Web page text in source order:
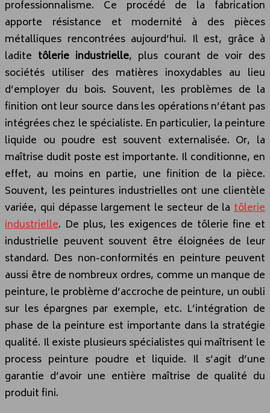
professionnalisme. Ce procédé de la fabrication
apporte résistance et modernité à des pièces
métalliques rencontrées aujourd’hui. Il est, grâce à
ladite tôlerie industrielle, plus courant de voir des
sociétés utiliser des matières inoxydables au lieu
d’employer du bois. Souvent, les problèmes de la
finition ont leur source dans les opérations n’étant pas
intégrées chez le spécialiste. En particulier, la peinture
liquide ou poudre est souvent externalisée. Or, la
maîtrise dudit poste est importante. Il conditionne, en
effet, au moins en partie, une finition de la pièce.
Souvent, les peintures industrielles ont une clientèle
variée, qui dépasse largement le secteur de la tôlerie
industrielle. De plus, les exigences de tôlerie fine et
industrielle peuvent souvent être éloignées de leur
standard. Des non-conformités en peinture peuvent
aussi être de nombreux ordres, comme un manque de
peinture, le problème d’accroche de peinture, un oubli
sur les épargnes par exemple, etc. L’intégration de
phase de la peinture est importante dans la stratégie
qualité. Il existe plusieurs spécialistes qui maîtrisent le
process peinture poudre et liquide. Il s’agit d’une
garantie d’avoir une entière maîtrise de qualité du
produit fini.